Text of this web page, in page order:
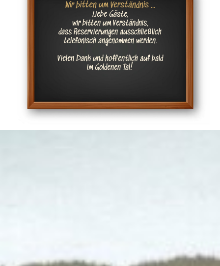
Wir bitten um Verständnis ...
Liebe Gäste,
wir bitten um Verständnis,
dass Reservierungen ausschließlich
telefonisch angenommen werden.
Vielen Dank und hoffentlich auf bald
im Goldenen Tal!